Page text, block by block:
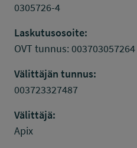
0305726-4
Laskutusosoite:
OVT tunnus: 003703057264
Välittäjän tunnus:
003723327487
Välittäjä:
Apix